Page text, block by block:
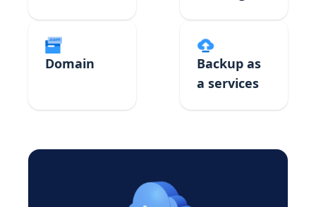
Domain
Backup as
a services